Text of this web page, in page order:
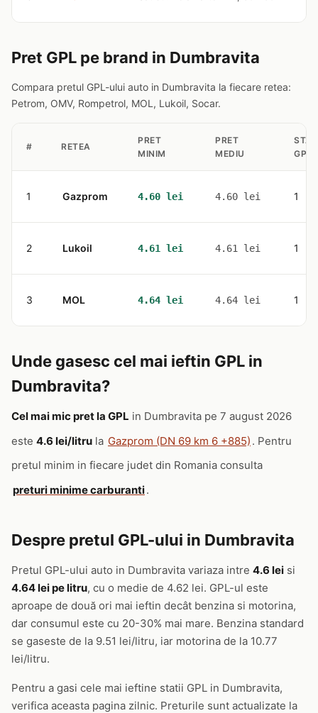
Pret GPL pe brand in Dumbravita
Compara pretul GPL-ului auto in Dumbravita la fiecare retea:
Petrom, OMV, Rompetrol, MOL, Lukoil, Socar.
# RETEA
PRET
MINIM
PRET
MEDIU
GPL
1 Gazprom 4.60 lei 4.60 lei 1
2 Lukoil 4.61 lei 4.61 lei 1
3 MOL 4.64 lei 4.64 lei 1
Unde gasesc cel mai ieftin GPL in
Dumbravita?
Cel mai mic pret la GPL in Dumbravita pe 7 august 2026
este 4.6 lei/litru la Gazprom (DN 69 km 6 +885) . Pentru
pretul minim in fiecare judet din Romania consulta
preturi minime carburanti.
Despre pretul GPL-ului in Dumbravita
Pretul GPL-ului auto in Dumbravita variaza intre 4.6 lei si
4.64 lei pe litru, cu o medie de 4.62 lei. GPL-ul este
aproape de două ori mai ieftin decât benzina si motorina,
dar consumul este cu 20-30% mai mare. Benzina standard
se gaseste de la 9.51 lei/litru, iar motorina de la 10.77
lei/litru.
Pentru a gasi cele mai ieftine statii GPL in Dumbravita,
verifica aceasta pagina zilnic. Preturile sunt actualizate la